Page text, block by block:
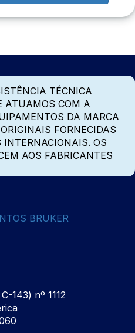
TÉCNICA
ATUAMOS COM A
DA MARCA
FORNECIDAS
INTERNACIONAIS. OS
AOS FABRICANTES
143) nº 1112